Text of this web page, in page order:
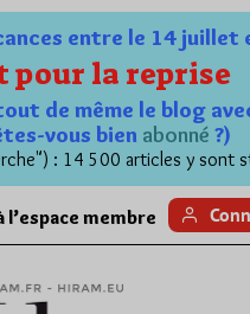
entre le 14
pour la reprise
de même le blog
vous bien abonné ?)
: 14 500 articles y sont
l’espace membre